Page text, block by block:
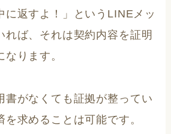
に返すよ！」というLINEメッ
れば、それは契約内容を証明
ります。
書がなくても証拠が整ってい
求めることは可能です。